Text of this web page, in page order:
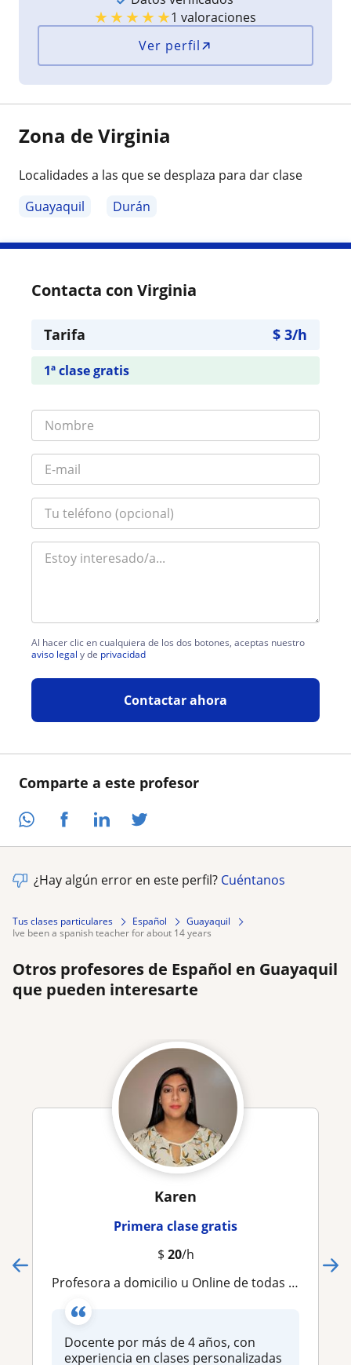
Comparte a este profesor
★★★★★1 valoraciones
Ver perfil
Zona de Virginia
Localidades a las que se desplaza para dar clase
Guayaquil
Durán
Contacta con Virginia
Tarifa $ 3/h
1ª clase gratis
Al hacer clic en cualquiera de los dos botones, aceptas nuestro
aviso legal y de privacidad
Contactar ahora
¿Hay algún error en este perfil? Cuéntanos
Tus clases particulares Español
Guayaquil
ive been a spanish teacher for about 14 years
Otros profesores de Español en Guayaquil
que pueden interesarte
Karen
Primera clase gratis
$ 20/h
Profesora a domicilio u Online de todas las asignaturas, refuerzo académico, Estimulación temprana, Clases personalizadas
Docente por más de 4 años, con
experiencia en clases personalizadas